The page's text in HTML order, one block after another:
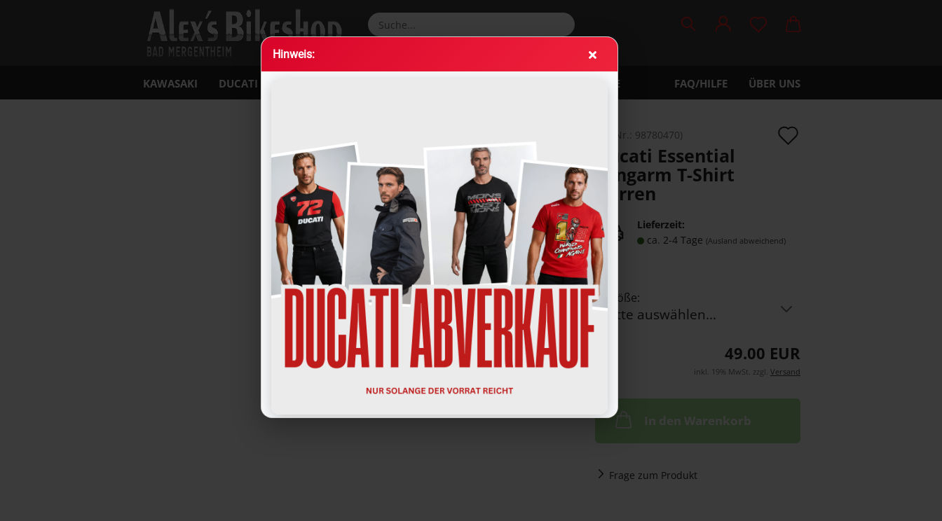
Hin­weis:
Suche...
KAWASAKI DUCATI FAQ/HILFE ÜBER UNS
WEITERE
(Art.Nr.: 98780470)
Du­ca­ti Es­sen­ti­al
Lang­arm T-​Shirt
Her­ren
Lieferzeit:
ca. 2-4 Tage (Ausland abweichend)
Größe:
49.00 EUR
inkl. 19% MwSt. zzgl. Versand
In den Warenkorb
Frage zum Produkt